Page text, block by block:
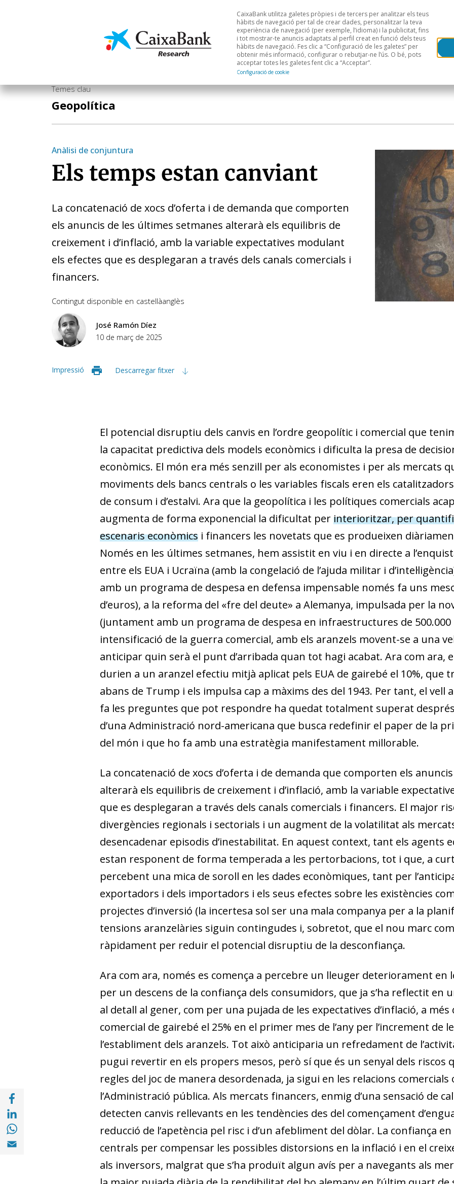
Economia i mercats Anàlisi sectorial Àrees geogràfiques
CaixaBank utilitza galetes pròpies i de tercers per analitzar els teus
hàbits de navegació per tal de crear dades, personalitzar la teva
experiència de navegació (per exemple, l’idioma) i la publicitat, fins
i tot mostrar-te anuncis adaptats al perfil creat en funció dels teus
hàbits de navegació. Fes clic a “Configuració de les galetes” per
obtenir més informació, configurar o rebutjar-ne l’ús. O bé, pots
acceptar totes les galetes fent clic a “Acceptar”.
Configuració de cookie
Temes clau
Geopolítica
Anàlisi de conjuntura
Els temps estan canviant
La concatenació de xocs d’oferta i de demanda que comporten
els anuncis de les últimes setmanes alterarà els equilibris de
creixement i d’inflació, amb la variable expectatives modulant
els efectes que es desplegaran a través dels canals comercials i
financers.
Contingut disponible en castellàanglès
José Ramón Díez
10 de març de 2025
Impressió Descarregar fitxer
Compartir a Facebook (opens in a new window)
Compartir a with Linkedin (opens in a new window)
Compartir a with Whatsapp (opens in a new window)
Compartir a Email (opens in a new window)
El potencial disruptiu dels canvis en l’ordre geopolític i comercial que
la capacitat predictiva dels models econòmics i dificulta la presa de
econòmics. El món era més senzill per als economistes i per als mercats
moviments dels bancs centrals o les variables fiscals eren els
de consum i d’estalvi. Ara que la geopolítica i les polítiques comercials
augmenta de forma exponencial la dificultat perinterioritzar, per
escenaris econòmics i financers les novetats que es produeixen
Només en les últimes setmanes, hem assistit en viu i en directe a
entre els EUA i Ucraïna (amb la congelació de l’ajuda militar i
amb un programa de despesa en defensa impensable només fa uns
d’euros), a la reforma del «fre del deute» a Alemanya, impulsada per la
(juntament amb un programa de despesa en infraestructures de 500.000
intensificació de la guerra comercial, amb els aranzels mo­­vent-se a una
anticipar quin serà el punt d’arribada quan tot hagi acabat. Ara com ara,
durien a un aranzel efectiu mitjà aplicat pels EUA de gairebé el 10%, que
abans de Trump i els impulsa cap a màxims des del 1943. Per tant, el vell
fa les preguntes que pot respondre ha quedat totalment superat
d’una Administració nord-americana que busca redefinir el paper de la
del món i que ho fa amb una estratègia manifestament millorable.
La concatenació de xocs d’oferta i de demanda que comporten els
alterarà els equilibris de creixement i d’inflació, amb la variable
que es desplegaran a través dels canals comercials i financers. El major
divergències regionals i sectorials i un augment de la volatilitat als
desencadenar episodis d’inestabilitat. En aquest context, tant els agents
estan responent de forma temperada a les pertorbacions, tot i que, a
percebent una mica de soroll en les dades econòmiques, tant per
exportadors i dels importadors i els seus efectes sobre les existències
projectes d’inversió (la incertesa sol ser una mala companya per a la
tensions aranzelàries siguin contingudes i, sobretot, que el nou marc
ràpidament per reduir el potencial disruptiu de la desconfiança.
Ara com ara, només es comença a percebre un lleuger deteriorament en
per un descens de la confiança dels consumidors, que ja s’ha reflectit en
al detall al gener, com per una pujada de les expectatives d’inflació, a més
comercial de gairebé el 25% en el primer mes de l’any per l’increment de
l’establiment dels aranzels. Tot això anticiparia un refredament de
pugui revertir en els propers mesos, però sí que és un senyal dels riscos
regles del joc de manera desordenada, ja sigui en les relacions
l’Administració pública. Als mercats financers, enmig d’una sensació de
detecten canvis rellevants en les tendències des del començament
reducció de l’apetència pel risc i d’un afebliment del dòlar. La confiança
centrals per compensar les possibles distorsions en la inflació i en el
als inversors, malgrat que s’ha produït algun avís per a navegants als